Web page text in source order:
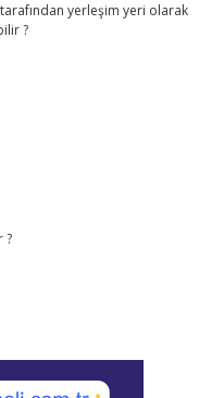
tarafından yerleşim yeri olarak
?
?